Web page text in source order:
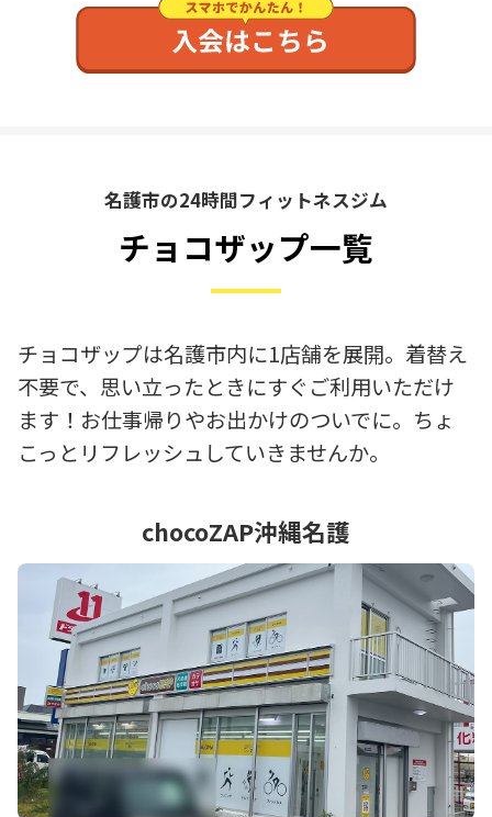
名護市の24時間フィットネスジム
チョコザップ一覧
チョコザップは名護市内に1店舗を展開。着替え
不要で、思い立ったときにすぐご利用いただけ
ます！お仕事帰りやお出かけのついでに。ちょ
こっとリフレッシュしていきませんか。
chocoZAP沖縄名護